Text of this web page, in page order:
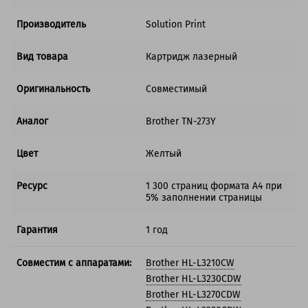
Производитель Solution Print
Вид товара Картридж лазерный
Оригинальность Совместимый
Аналог Brother TN-273Y
Цвет Желтый
Ресурс
1 300 страниц формата А4 при
5% заполнении страницы
Гарантия 1 год
Совместим с аппаратами:
Brother HL-L3210CW
Brother HL-L3230CDW
Brother HL-L3270CDW